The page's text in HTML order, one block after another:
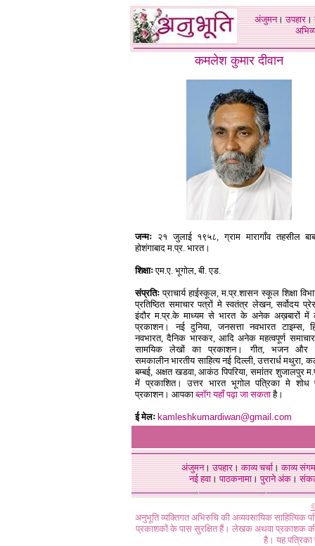
अंजुमन।उपहार।
कमलेश कुमार दीवान
जन्मः २१ जुलाई १९५८, ग्राम मारागाँव तहसील
होशंगाबाद म.प्र. भारत।
शिक्षाःएम.ए. भूगोल, बी. एड.
संप्रतिः प्राचार्य हाईस्कूल, म.प्र.शासन स्कूल शिक्षा
प्रतिष्ठित समाचार पत्रों मे स्वतंत्र लेखन, सर्वोदय
इंदौर म.प्र.के माध्यम से भारत के अनेक अख़बारों में
प्रकाशन। नई दुनिया, जनसत्ता नवभारत टाइम्स,
नवभारत, दैनिक भास्कर, आदि अनेक महत्वपूर्ण
सामयिक लेखों का प्रकाशन। गीत, भजन और
समकालीन भारतीय साहित्य नई दिल्ली, उत्तरार्ध मथुरा,
बम्बई, अक्षत खडवा, आकंठ पिपरिया, समांतर शुजालपुर
में प्रकाशित। उत्तर भारत भूगोल पत्रिका मे शोध
प्रकाशन। आपकाब्लॉग यहाँ पढ़ा जा सकताहै।
ई मेलः kamleshkumardiwan@gmail.com
अंजुमन।उपहार।काव्य चर्चा।काव्य संगम
नई हवा। पाठकनामा। पुराने अंक।
अनुभूति व्यक्तिगत अभिरुचि की अव्यवसायिक
प्रकाशकों के पास सुरक्षित हैं। लेखक अथवा प्रकाशक की
है। यह पत्रिका